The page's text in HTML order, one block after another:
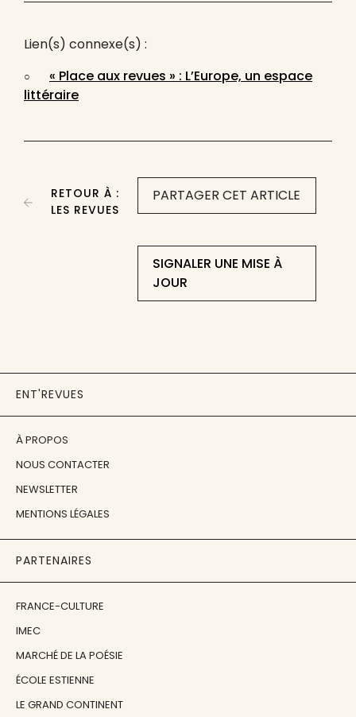
Lien(s) connexe(s) :
« Place aux revues » : L’Europe, un espace
littéraire
PARTAGER CET ARTICLE
SIGNALER UNE MISE À
JOUR
RETOUR À :
LES REVUES
ENT'REVUES
À PROPOS
NOUS CONTACTER
NEWSLETTER
MENTIONS LÉGALES
PARTENAIRES
FRANCE-CULTURE
IMEC
MARCHÉ DE LA POÉSIE
ÉCOLE ESTIENNE
LE GRAND CONTINENT